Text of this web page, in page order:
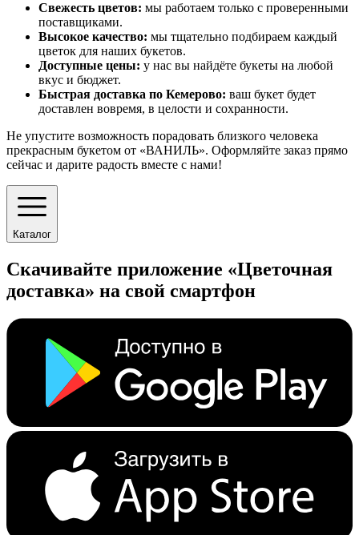
Свежесть цветов: мы работаем только с проверенными
поставщиками.
Высокое качество: мы тщательно подбираем каждый
цветок для наших букетов.
Доступные цены: у нас вы найдёте букеты на любой
вкус и бюджет.
Быстрая доставка по Кемерово: ваш букет будет
доставлен вовремя, в целости и сохранности.
Не упустите возможность порадовать близкого человека
прекрасным букетом от «ВАНИЛЬ». Оформляйте заказ прямо
сейчас и дарите радость вместе с нами!
Каталог
Скачивайте приложение «Цветочная
доставка» на свой смартфон